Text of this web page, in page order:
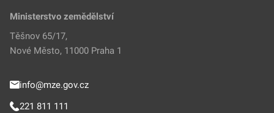
Ministerstvo zemědělství
Těšnov 65/17,
Nové Město, 11000 Praha 1
info@mze.gov.cz
221 811 111